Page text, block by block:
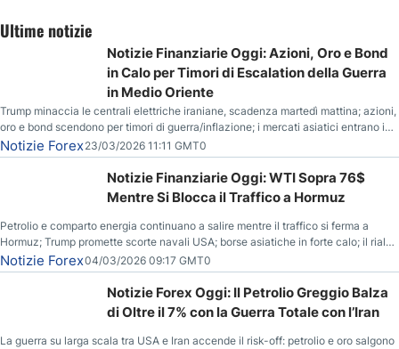
Ultime notizie
Notizie Finanziarie Oggi: Azioni, Oro e Bond
in Calo per Timori di Escalation della Guerra
in Medio Oriente
Trump minaccia le centrali elettriche iraniane, scadenza martedì mattina; azioni,
oro e bond scendono per timori di guerra/inflazione; i mercati asiatici entrano in
correzione; il petrolio greggio resta stabile.
Notizie Forex23/03/2026 11:11 GMT0
Notizie Finanziarie Oggi: WTI Sopra 76$
Mentre Si Blocca il Traffico a Hormuz
Petrolio e comparto energia continuano a salire mentre il traffico si ferma a
Hormuz; Trump promette scorte navali USA; borse asiatiche in forte calo; il rialzo
del gas naturale mette pressione all’euro.
Notizie Forex04/03/2026 09:17 GMT0
Notizie Forex Oggi: Il Petrolio Greggio Balza
di Oltre il 7% con la Guerra Totale con l’Iran
La guerra su larga scala tra USA e Iran accende il risk-off: petrolio e oro salgono